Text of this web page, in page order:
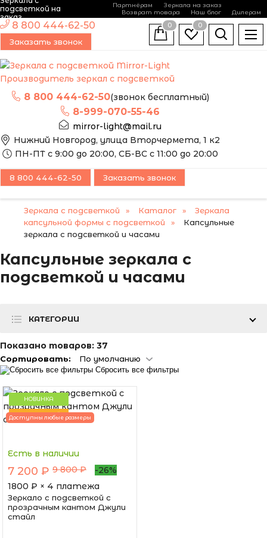
подсветкой на
заказ
Партнёрам
Зеркала на заказ
Возврат товара
Наш блог Дилерам
Производитель зеркал с подсветкой
8 800 444-62-50(звонок бесплатный)
8-999-070-55-46
mirror-light@mail.ru
Нижний Новгород, улица Вторчермета, 1 к2
ПН-ПТ с 9:00 до 20:00, СБ-ВС с 11:00 до 20:00
8 800 444-62-50
Заказать звонок
0
0
8 800 444-62-50 Заказать звонок
Зеркала с подсветкой Каталог
Зеркала
капсульной формы с подсветкой
Капсульные
зеркала с подсветкой и часами
Капсульные зеркала с
подсветкой и часами
КАТЕГОРИИ
Показано товаров: 37
Сортировать: По умолчанию
Сбросить все фильтры
НОВИНКА
ПОПУЛЯРНЫЙ
Доступны любые размеры
Есть в наличии
7 200 ₽ 9 800 ₽
-26%
1800 ₽ × 4 платежа
Зеркало с подсветкой с
прозрачным кантом Джули
стайл